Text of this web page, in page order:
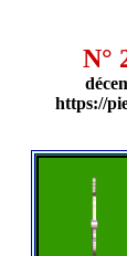
N°
https://